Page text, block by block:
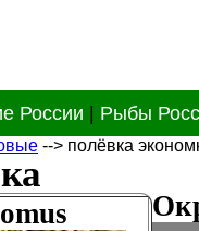
России Рыбы
--> полёвка